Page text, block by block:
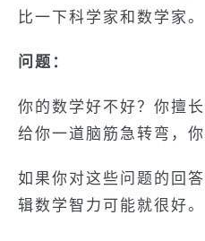
比一下科学家和数学家。
问题：
你的数学好不好？你擅
给你一道脑筋急转弯，
如果你对这些问题的回
辑数学智力可能就很好。